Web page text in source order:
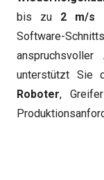
bis zu 2 m/s
Software-
anspruchsvoller
unterstützt Sie
Roboter,